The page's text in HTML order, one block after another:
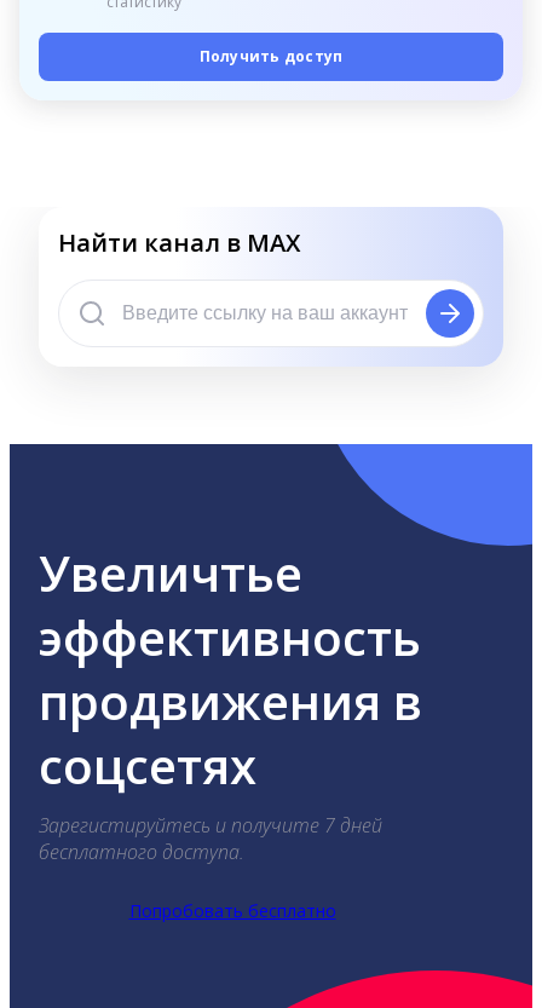
Получить доступ
Найти канал в MAX
Увеличтье
эффективность
продвижения в
соцсетях
Зарегистируйтесь и получите 7 дней
бесплатного доступа.
Попробовать бесплатно